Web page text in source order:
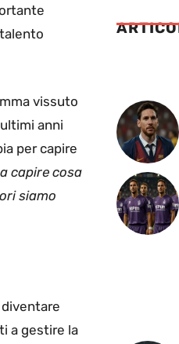
talento
vissuto
anni
per capire
capire cosa
siamo
a gestire la